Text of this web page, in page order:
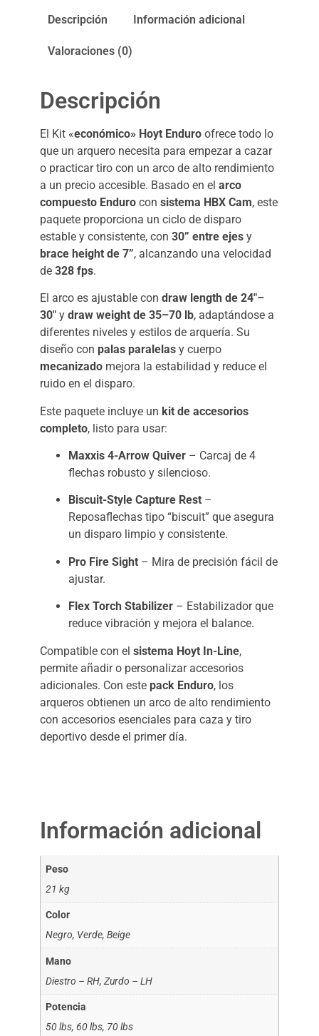
Descripción Información adicional
Valoraciones (0)
Descripción
El Kit «económico» Hoyt Enduro ofrece todo lo
que un arquero necesita para empezar a cazar
o practicar tiro con un arco de alto rendimiento
a un precio accesible. Basado en el arco
compuesto Enduro con sistema HBX Cam, este
paquete proporciona un ciclo de disparo
estable y consistente, con 30” entre ejes y
brace height de 7”, alcanzando una velocidad
de 328 fps.
El arco es ajustable con draw length de 24″–
30″ y draw weight de 35–70 lb, adaptándose a
diferentes niveles y estilos de arquería. Su
diseño con palas paralelas y cuerpo
mecanizado mejora la estabilidad y reduce el
ruido en el disparo.
Este paquete incluye un kit de accesorios
completo, listo para usar:
Maxxis 4-Arrow Quiver – Carcaj de 4
flechas robusto y silencioso.
Biscuit-Style Capture Rest –
Reposaflechas tipo “biscuit” que asegura
un disparo limpio y consistente.
Pro Fire Sight – Mira de precisión fácil de
ajustar.
Flex Torch Stabilizer – Estabilizador que
reduce vibración y mejora el balance.
Compatible con el sistema Hoyt In-Line,
permite añadir o personalizar accesorios
adicionales. Con este pack Enduro, los
arqueros obtienen un arco de alto rendimiento
con accesorios esenciales para caza y tiro
deportivo desde el primer día.
Información adicional
Peso
21 kg
Color
Negro, Verde, Beige
Mano
Diestro – RH, Zurdo – LH
Potencia
50 lbs, 60 lbs, 70 lbs